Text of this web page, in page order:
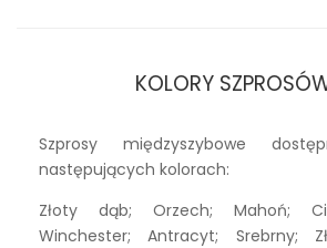
KOLORY
Szprosy międzyszybowe
następujących kolorach:
Złoty dąb; Orzech; Mahoń;
Winchester; Antracyt; Srebrny;